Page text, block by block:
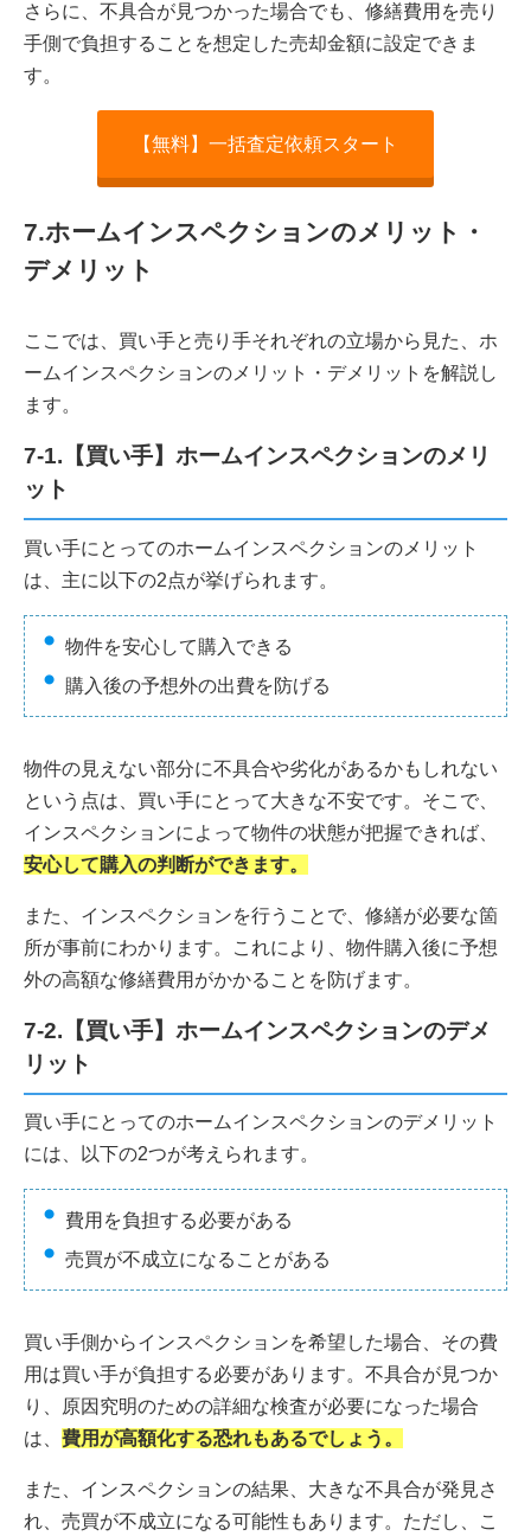
さらに、不具合が見つかった場合でも、修繕費用を売り
手側で負担することを想定した売却金額に設定できま
す。
【無料】一括査定依頼スタート
7.ホームインスペクションのメリット・
デメリット
ここでは、買い手と売り手それぞれの立場から見た、ホ
ームインスペクションのメリット・デメリットを解説し
ます。
7-1.【買い手】ホームインスペクションのメリ
ット
買い手にとってのホームインスペクションのメリット
は、主に以下の2点が挙げられます。
物件を安心して購入できる
購入後の予想外の出費を防げる
物件の見えない部分に不具合や劣化があるかもしれない
という点は、買い手にとって大きな不安です。そこで、
インスペクションによって物件の状態が把握できれば、
安心して購入の判断ができます。
また、インスペクションを行うことで、修繕が必要な箇
所が事前にわかります。これにより、物件購入後に予想
外の高額な修繕費用がかかることを防げます。
7-2.【買い手】ホームインスペクションのデメ
リット
買い手にとってのホームインスペクションのデメリット
には、以下の2つが考えられます。
費用を負担する必要がある
売買が不成立になることがある
買い手側からインスペクションを希望した場合、その費
用は買い手が負担する必要があります。不具合が見つか
り、原因究明のための詳細な検査が必要になった場合
は、 費用が高額化する恐れもあるでしょう。
また、インスペクションの結果、大きな不具合が発見さ
れ、売買が不成立になる可能性もあります。ただし、こ